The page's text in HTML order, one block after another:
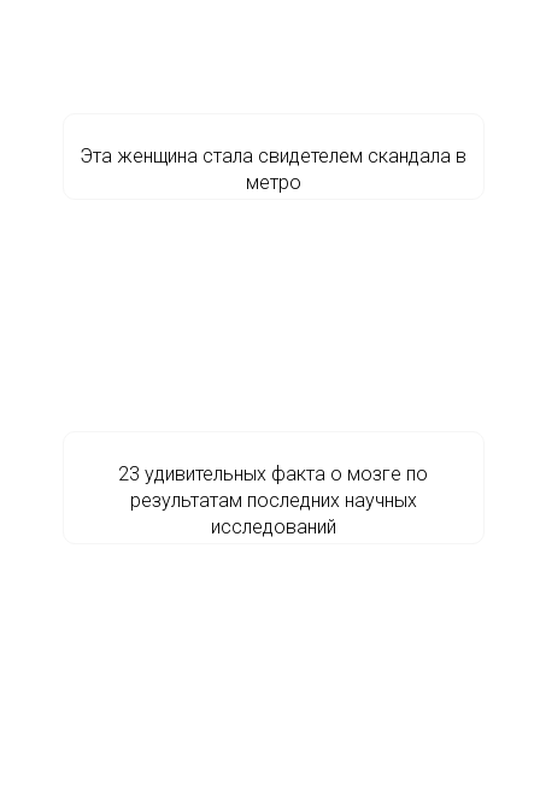
Эта женщина стала свидетелем скандала в
метро
23 удивительных факта о мозге по
результатам последних научных
исследований